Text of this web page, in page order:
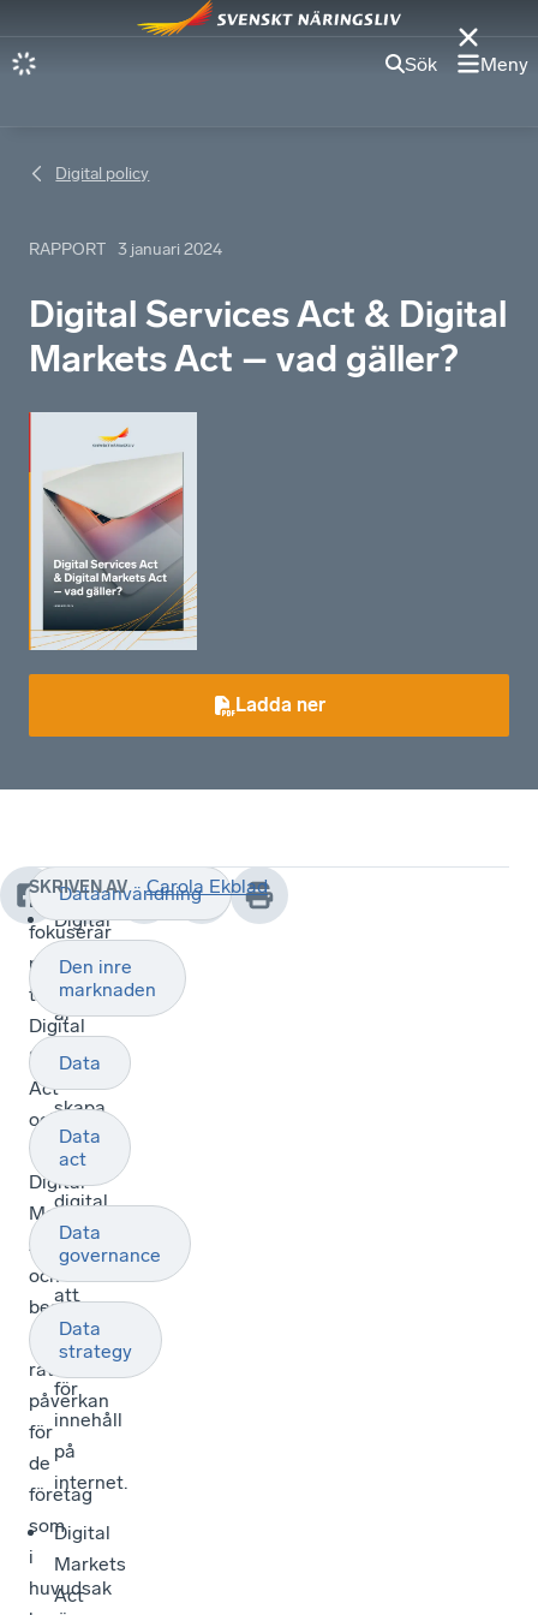
Sök Meny
Digital policy
RAPPORT 3 januari 2024
Digital Services Act & Digital
Markets Act – vad gäller?
Ladda ner
Rapporten
fokuserar
på
the
Digital
Services
Act
och
the
Digital
Markets
Act
och
beskriver
respektive
rättsakts
påverkan
för
de
företag
som
i
huvudsak
Digital
Services
Act
är
tänkt
att
skapa
en
säkrare
digital
miljö
genom
att
reglera
ansvar
för
innehåll
på
internet.
Digital
Markets
Act
Dataanvändning
Den inre
marknaden
Data
Data
act
Data
governance
Data
strategy
SKRIVEN AV Carola Ekblad